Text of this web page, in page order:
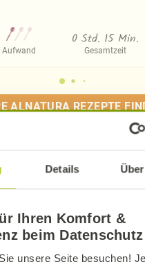
Details
Ihren Komfort &
beim Datenschutz
unsere Seite besuchen!
Aufwand
0 Std. 15 Min.
Gesamtzeit
ALNATURA REZEPTE